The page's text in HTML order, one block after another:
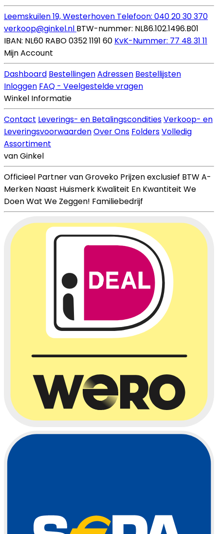
Leemskuilen 19, Westerhoven Telefoon: 040 20 30 370
verkoop@ginkel.nl BTW-nummer: NL86.102.1496.B01
IBAN: NL60 RABO 0352 1191 60 KvK-Nummer: 77 48 31 11
Mijn Account
Dashboard BestellingenAdressen Bestellijsten
Inloggen FAQ - Veelgestelde vragen
Winkel Informatie
Contact Leverings- en BetalingsconditiesVerkoop- en
LeveringsvoorwaardenOver Ons FoldersVolledig
Assortiment
van Ginkel
Officieel Partner van Groveko Prijzen exclusief BTWA-
Merken Naast Huismerk Kwaliteit En Kwantiteit We
Doen Wat We Zeggen! Familiebedrijf